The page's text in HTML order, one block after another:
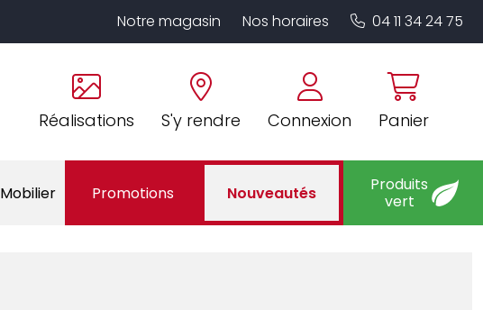
Réalisations S'y rendre Connexion Panier
Notre magasin Nos horaires 04 11 34 24 75
Mobilier Promotions Nouveautés
Produits
vert